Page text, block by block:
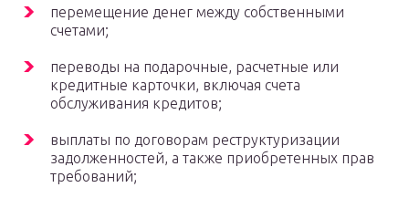
перемещение денег между собственными
счетами;
переводы на подарочные, расчетные или
кредитные карточки, включая счета
обслуживания кредитов;
выплаты по договорам реструктуризации
задолженностей, а также приобретенных прав
требований;